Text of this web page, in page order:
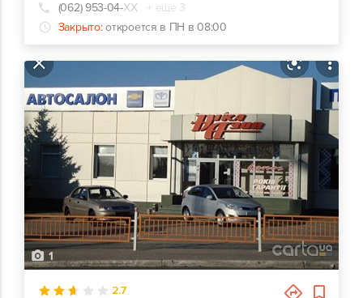
(062) 953-04-ХХ
+ еще 3
Закрыто: откроется в ПН в 08:00
1
2.7